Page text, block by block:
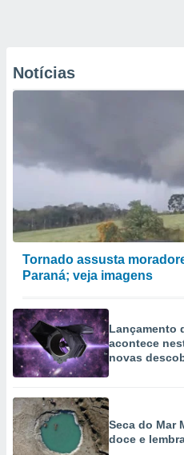
Notícias
Tornado assusta
Paraná; veja imagens
Lançamento
acontece
novas
Seca do Mar
doce e